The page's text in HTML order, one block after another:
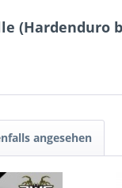
(Hardenduro
angesehen